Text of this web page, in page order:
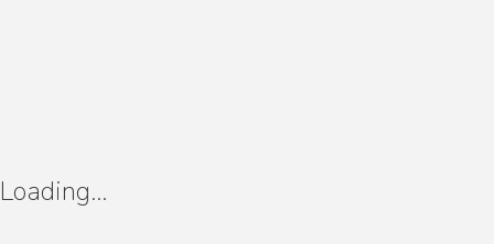
Loading...